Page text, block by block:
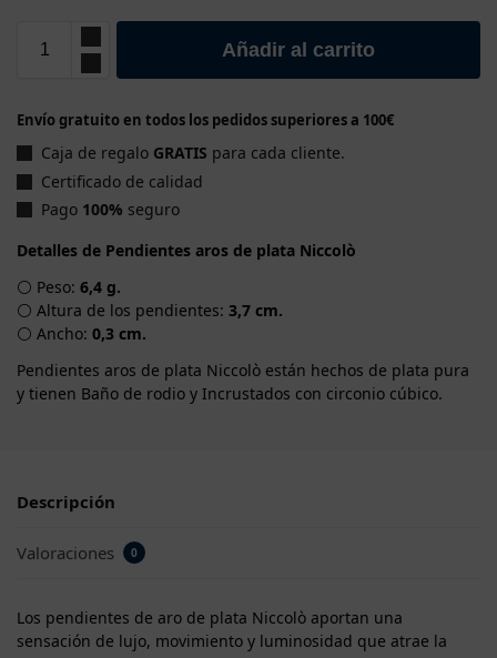
Añadir al carrito
Envío gratuito en todos los pedidos superiores a 100€
Caja de regalo GRATIS para cada cliente.
Certificado de calidad
Pago 100% seguro
Detalles de Pendientes aros de plata Niccolò
⚪ Peso: 6,4 g.
⚪ Altura de los pendientes: 3,7 cm.
⚪ Ancho: 0,3 cm.
Pendientes aros de plata Niccolò están hechos de plata pura
y tienen Baño de rodio y Incrustados con circonio cúbico.
Descripción
Valoraciones 0
Los pendientes de aro de plata Niccolò aportan una
sensación de lujo, movimiento y luminosidad que atrae la